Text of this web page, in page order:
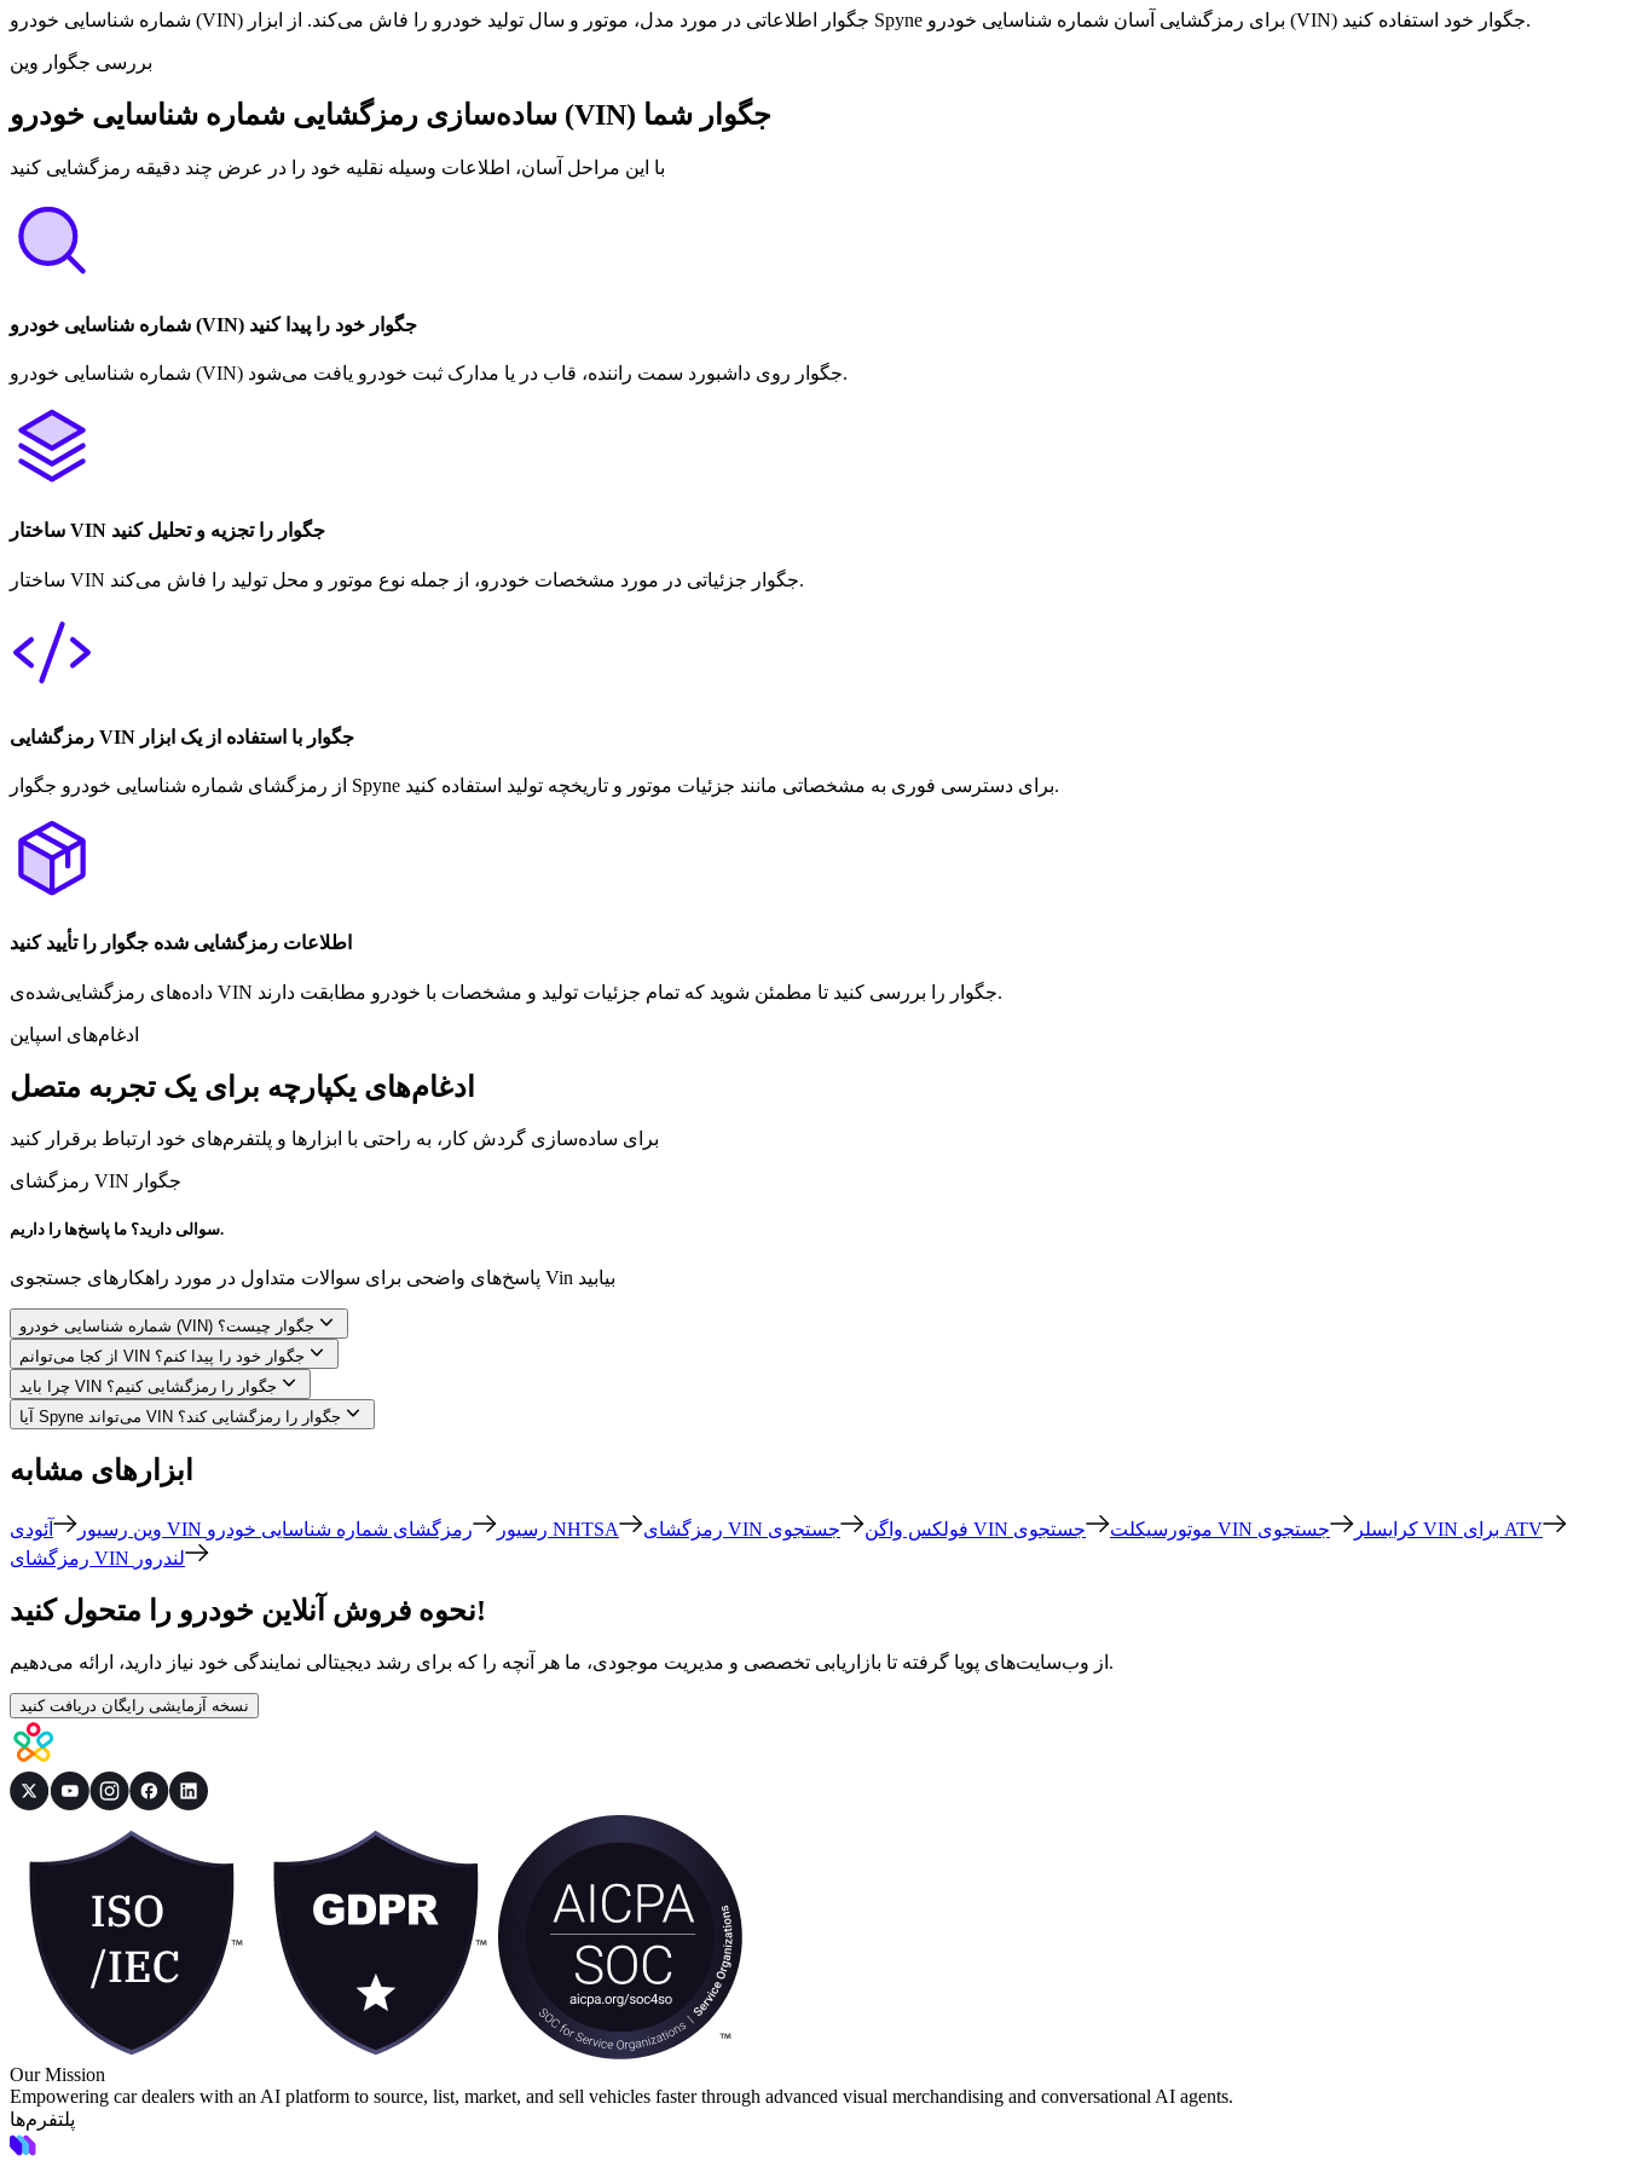
شماره شناسایی خودرو (VIN) جگوار اطلاعاتی در مورد مدل، موتور و سال تولید خودرو را فاش می‌کند. از ابزار Spyne برای رمزگشایی آسان شماره شناسایی خودرو (VIN) جگوار خود استفاده کنید.
بررسی جگوار وین
ساده‌سازی رمزگشایی شماره شناسایی خودرو (VIN) جگوار شما
با این مراحل آسان، اطلاعات وسیله نقلیه خود را در عرض چند دقیقه رمزگشایی کنید
شماره شناسایی خودرو (VIN) جگوار خود را پیدا کنید
شماره شناسایی خودرو (VIN) جگوار روی داشبورد سمت راننده، قاب در یا مدارک ثبت خودرو یافت می‌شود.
ساختار VIN جگوار را تجزیه و تحلیل کنید
ساختار VIN جگوار جزئیاتی در مورد مشخصات خودرو، از جمله نوع موتور و محل تولید را فاش می‌کند.
رمزگشایی VIN جگوار با استفاده از یک ابزار
از رمزگشای شماره شناسایی خودرو جگوار Spyne برای دسترسی فوری به مشخصاتی مانند جزئیات موتور و تاریخچه تولید استفاده کنید.
اطلاعات رمزگشایی شده جگوار را تأیید کنید
داده‌های رمزگشایی‌شده‌ی VIN جگوار را بررسی کنید تا مطمئن شوید که تمام جزئیات تولید و مشخصات با خودرو مطابقت دارند.
ادغام‌های اسپاین
ادغام‌های یکپارچه برای یک تجربه متصل
برای ساده‌سازی گردش کار، به راحتی با ابزارها و پلتفرم‌های خود ارتباط برقرار کنید
رمزگشای VIN جگوار
سوالی دارید؟ ما پاسخ‌ها را داریم.
پاسخ‌های واضحی برای سوالات متداول در مورد راهکارهای جستجوی Vin بیابید
شماره شناسایی خودرو (VIN) جگوار چیست؟
از کجا می‌توانم VIN جگوار خود را پیدا کنم؟
چرا باید VIN جگوار را رمزگشایی کنیم؟
آیا Spyne می‌تواند VIN جگوار را رمزگشایی کند؟
ابزارهای مشابه
وین رسیور آئودی VIN رسیور رمزگشای شماره شناسایی خودرو NHTSA رمزگشای VIN فولکس واگن جستجوی VIN موتورسیکلت جستجوی VIN کرایسلر
جستجوی VIN برای ATV
رمزگشای VIN لندرور
نحوه فروش آنلاین خودرو را متحول کنید!
از وب‌سایت‌های پویا گرفته تا بازاریابی تخصصی و مدیریت موجودی، ما هر آنچه را که برای رشد دیجیتالی نمایندگی خود نیاز دارید، ارائه می‌دهیم.
نسخه آزمایشی رایگان دریافت کنید
Our Mission
Empowering car dealers with an AI platform to source, list, market, and sell vehicles faster through advanced visual merchandising and conversational AI agents.
پلتفرم‌ها